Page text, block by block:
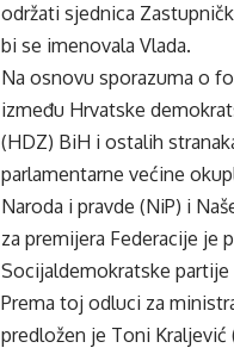
održati sjednica
bi se imenovala Vlada.
Na osnovu sporazuma o
između Hrvatske
(HDZ) BiH i ostalih
parlamentarne većine
Naroda i pravde (NiP) i
za premijera Federacije je
Socijaldemokratske partije
Prema toj odluci za
predložen je Toni Kraljević